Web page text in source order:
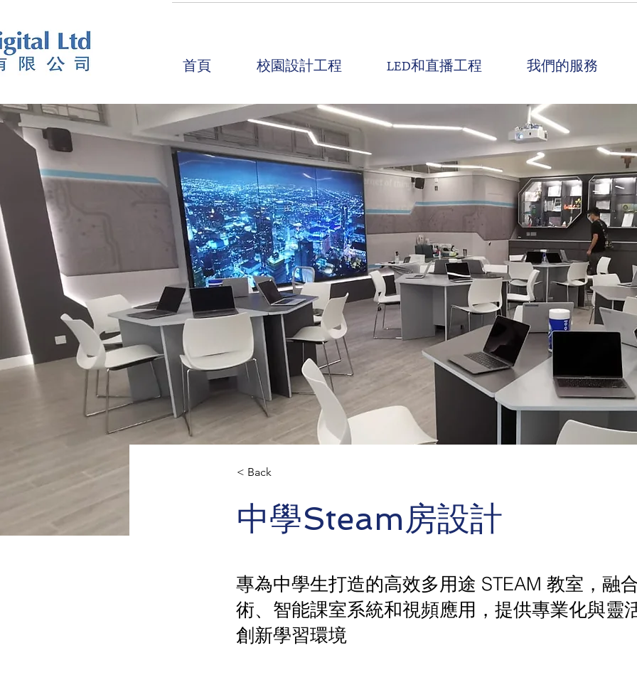
首頁 校園設計工程 LED和直播工程 我們的服務
< Back
中學Steam房設計
專為中學生打造的高效多用途 STEAM 教室，融
術、智能課室系統和視頻應用，提供專業化與靈
創新學習環境